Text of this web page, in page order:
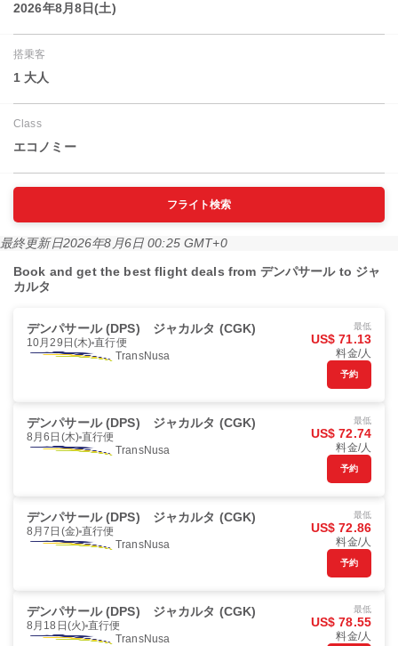
2026年8月8日(土)
搭乗客
1 大人
Class
エコノミー
フライト検索
最終更新日2026年8月6日 00:25 GMT+0
Book and get the best flight deals from デンパサール to ジャ
カルタ
デンパサール (DPS) ジャカルタ (CGK)
10月29日(木) 直行便
TransNusa
最低
US$ 71.13
料金/人
予約
デンパサール (DPS) ジャカルタ (CGK)
8月6日(木) 直行便
TransNusa
最低
US$ 72.74
料金/人
予約
デンパサール (DPS) ジャカルタ (CGK)
8月7日(金) 直行便
TransNusa
最低
US$ 72.86
料金/人
予約
デンパサール (DPS) ジャカルタ (CGK)
8月18日(火) 直行便
TransNusa
最低
US$ 78.55
料金/人